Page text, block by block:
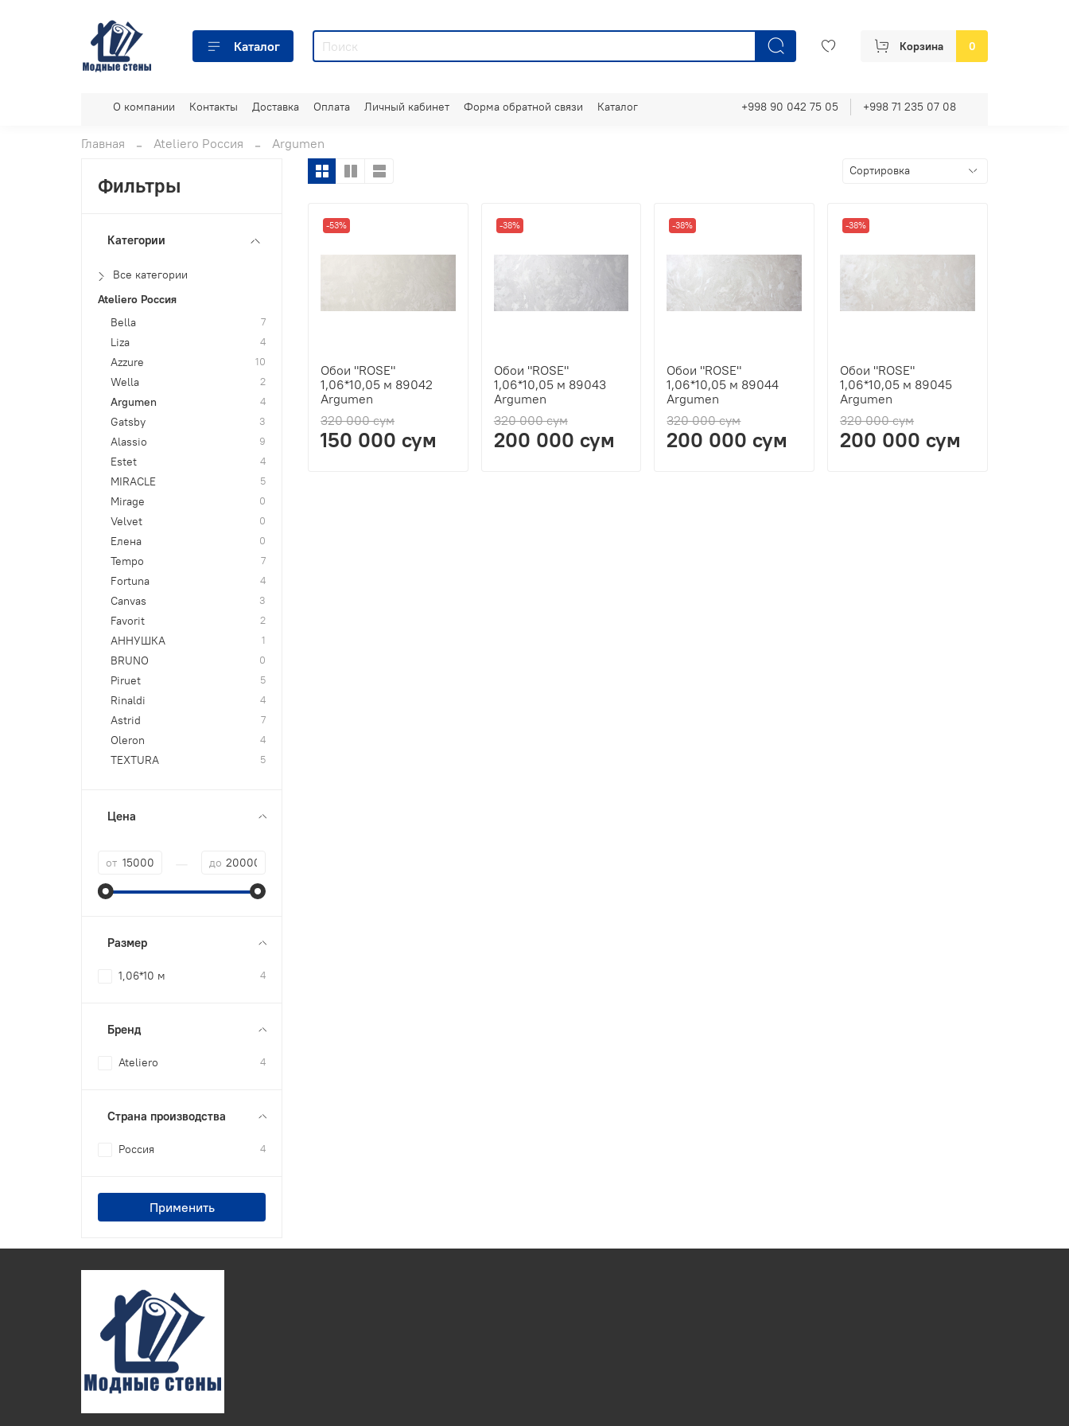
Каталог Корзина 0
О компании Контакты Доставка Оплата Личный кабинет Форма обратной связи Каталог +998 90 042 75 05 +998 71 235 07 08
Главная Ateliero Россия Argumen
-53%
Обои "ROSE"
1,06*10,05 м 89042
Argumen
320 000 сум
150 000 сум
-38%
Обои "ROSE"
1,06*10,05 м 89043
Argumen
320 000 сум
200 000 сум
-38%
Обои "ROSE"
1,06*10,05 м 89044
Argumen
320 000 сум
200 000 сум
-38%
Обои "ROSE"
1,06*10,05 м 89045
Argumen
320 000 сум
200 000 сум
Фильтры
Категории
Все категории
Ateliero Россия
Bella
7
Liza 4
Azzure 10
Wella 2
Argumen 4
Gatsby 3
Alassio 9
Estet 4
MIRACLE 5
Mirage 0
Velvet 0
Елена 0
Tempo 7
Fortuna 4
Canvas 3
Favorit 2
АННУШКА 1
BRUNO 0
Piruet 5
Rinaldi 4
Astrid 7
Oleron 4
TEXTURA 5
Цена
от до
Размер
1,06*10 м 4
Бренд
Ateliero 4
Страна производства
Россия 4
Применить